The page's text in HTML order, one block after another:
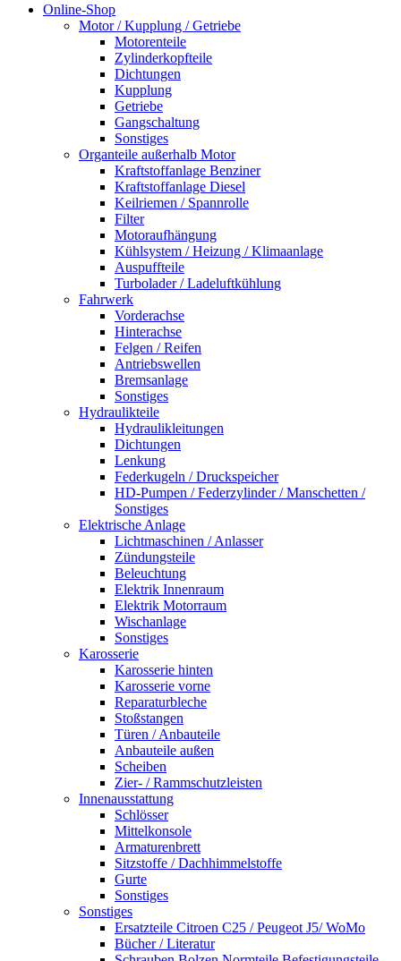
Online-Shop
Motor / Kupplung / Getriebe
Motorenteile
Zylinderkopfteile
Dichtungen
Kupplung
Getriebe
Gangschaltung
Sonstiges
Organteile außerhalb Motor
Kraftstoffanlage Benziner
Kraftstoffanlage Diesel
Keilriemen / Spannrolle
Filter
Motoraufhängung
Kühlsystem / Heizung / Klimaanlage
Auspuffteile
Turbolader / Ladeluftkühlung
Fahrwerk
Vorderachse
Hinterachse
Felgen / Reifen
Antriebswellen
Bremsanlage
Sonstiges
Hydraulikteile
Hydraulikleitungen
Dichtungen
Lenkung
Federkugeln / Druckspeicher
HD-Pumpen / Federzylinder / Manschetten /
Sonstiges
Elektrische Anlage
Lichtmaschinen / Anlasser
Zündungsteile
Beleuchtung
Elektrik Innenraum
Elektrik Motorraum
Wischanlage
Sonstiges
Karosserie
Karosserie hinten
Karosserie vorne
Reparaturbleche
Stoßstangen
Türen / Anbauteile
Anbauteile außen
Scheiben
Zier- / Rammschutzleisten
Innenausstattung
Schlösser
Mittelkonsole
Armaturenbrett
Sitzstoffe / Dachhimmelstoffe
Gurte
Sonstiges
Sonstiges
Ersatzteile Citroen C25 / Peugeot J5/ WoMo
Bücher / Literatur